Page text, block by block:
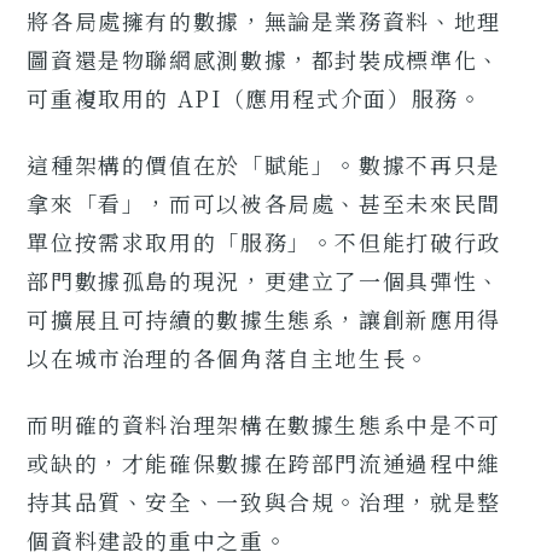
將各局處擁有的數據，無論是業務資料、地理
圖資還是物聯網感測數據，都封裝成標準化、
可重複取用的 API（應用程式介面）服務。
這種架構的價值在於「賦能」。數據不再只是
拿來「看」，而可以被各局處、甚至未來民間
單位按需求取用的「服務」。不但能打破行政
部門數據孤島的現況，更建立了一個具彈性、
可擴展且可持續的數據生態系，讓創新應用得
以在城市治理的各個角落自主地生長。
而明確的資料治理架構在數據生態系中是不可
或缺的，才能確保數據在跨部門流通過程中維
持其品質、安全、一致與合規。治理，就是整
個資料建設的重中之重。